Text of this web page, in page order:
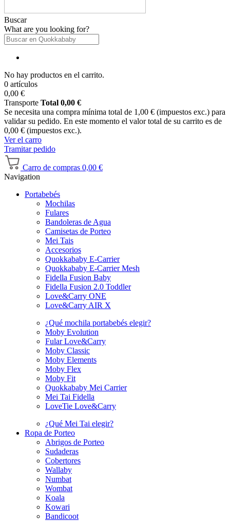
Buscar
What are you looking for?
No hay productos en el carrito.
0 artículos
0,00 €
Transporte Total 0,00 €
Se necesita una compra mínima total de 1,00 € (impuestos exc.) para
validar su pedido. En este momento el valor total de su carrito es de
0,00 € (impuestos exc.).
Ver el carro
Tramitar pedido
Carro de compras 0,00 €
Navigation
Portabebés
Mochilas
Fulares
Bandoleras de Agua
Camisetas de Porteo
Mei Tais
Accesorios
Quokkababy E-Carrier
Quokkababy E-Carrier Mesh
Fidella Fusion Baby
Fidella Fusion 2.0 Toddler
Love&Carry ONE
Love&Carry AIR X
¿Qué mochila portabebés elegir?
Moby Evolution
Fular Love&Carry
Moby Classic
Moby Elements
Moby Flex
Moby Fit
Quokkababy Mei Carrier
Mei Tai Fidella
LoveTie Love&Carry
¿Qué Mei Tai elegir?
Ropa de Porteo
Abrigos de Porteo
Sudaderas
Cobertores
Wallaby
Numbat
Wombat
Koala
Kowari
Bandicoot